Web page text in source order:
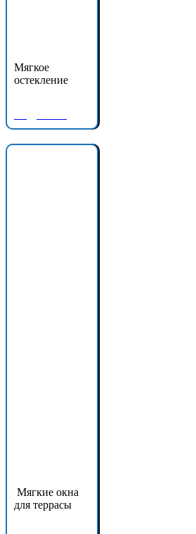
Мягкое
остекление
Мягкие окна
для террасы